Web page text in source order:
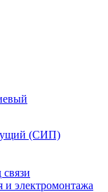
(СИП)
и электромонтажа